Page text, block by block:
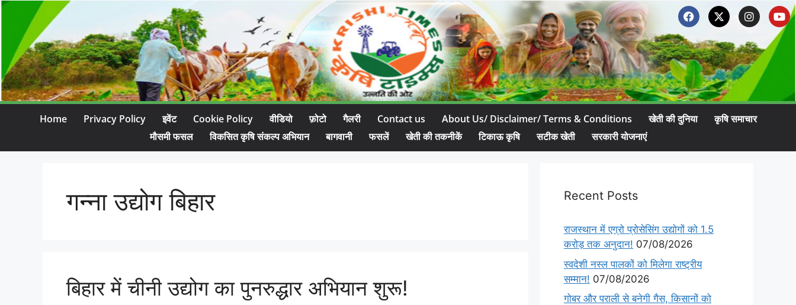
Home Privacy Policy इवेंट Cookie Policy वीडियो फ़ोटो गैलरी Contact us About Us/ Disclaimer/ Terms & Conditions खेती की दुनिया
कृषि समाचार
मौसमी फसल
विकसित कृषि संकल्प अभियान बागवानी फसलें खेती की तकनीकें टिकाऊ कृषि सटीक खेती सरकारी योजनाएं
गन्ना उद्योग बिहार
बिहार में चीनी उद्योग का पुनरुद्धार अभियान शुरू!
Recent Posts
राजस्थान में एग्रो प्रोसेसिंग उद्योगों को 1.5
करोड़ तक अनुदान! 07/08/2026
स्वदेशी नस्ल पालकों को मिलेगा राष्ट्रीय
सम्मान! 07/08/2026
गोबर और पराली से बनेगी गैस, किसानों को